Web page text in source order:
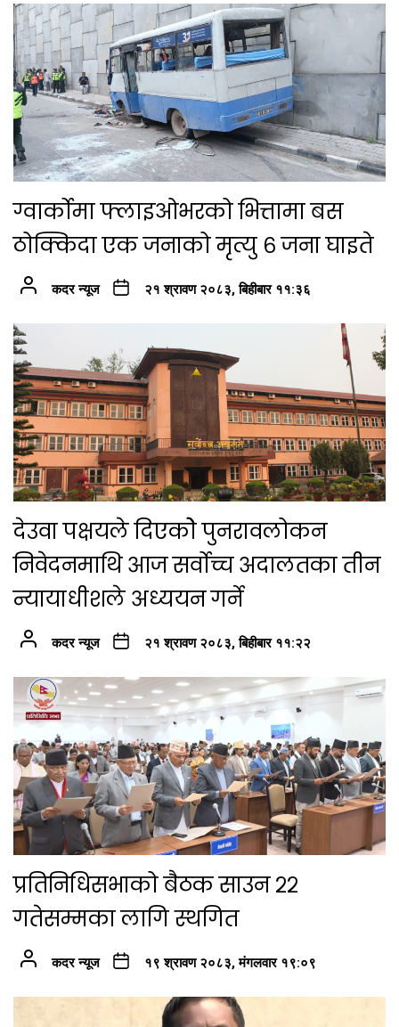
ग्वार्कोमा फ्लाइओभरको भित्तामा बस
ठोक्किदा एक जनाको मृत्यु ६ जना घाइते
कदर न्यूज २१ श्रावण २०८३, बिहीबार ११:३६
देउवा पक्षयले दिएकोे पुनरावलोकन
निवेदनमाथि आज सर्वोच्च अदालतका तीन
न्यायाधीशले अध्ययन गर्ने
कदर न्यूज २१ श्रावण २०८३, बिहीबार ११:२२
प्रतिनिधिसभाको बैठक साउन २२
गतेसम्मका लागि स्थगित
कदर न्यूज १९ श्रावण २०८३, मंगलवार १९:०९